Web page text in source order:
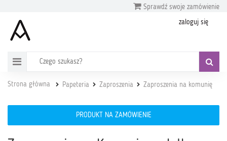
Sprawdź swoje zamówienie
zaloguj się
Strona główna Papeteria Zaproszenia Zaproszenia na komunię
PRODUKT NA ZAMÓWIENIE